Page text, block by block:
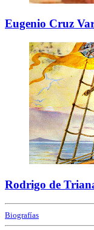
Eugenio Cruz
Rodrigo de
Biografías